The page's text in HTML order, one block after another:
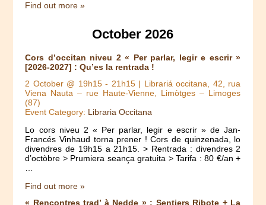
Find out more »
October 2026
Cors d’occitan niveu 2 « Per parlar, legir e escrir »
[2026-2027] : Qu’es la rentrada !
2 October @ 19h15- 21h15| Librariá occitana, 42, rua
Viena Nauta – rue Haute-Vienne, Limòtges – Limoges
(87)
Event Category: Libraria Occitana
Lo cors niveu 2 « Per parlar, legir e escrir » de Jan-
Francés Vinhaud torna prener ! Cors de quinzenada, lo
divendres de 19h15 a 21h15. > Rentrada : divendres 2
d’octòbre > Prumiera seança gratuita > Tarifa : 80 €/an +
…
Find out more »
« Rencontres trad’ à Nedde » : Sentiers Ribote + La